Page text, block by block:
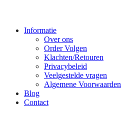
Informatie
Over ons
Order Volgen
Klachten/Retouren
Privacybeleid
Veelgestelde vragen
Algemene Voorwaarden
Blog
Contact